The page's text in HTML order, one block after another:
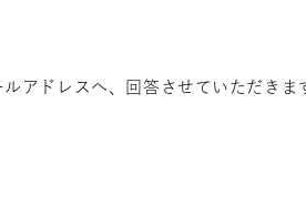
アドレスへ、回答させていただきま